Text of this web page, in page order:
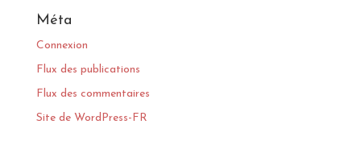
Méta
Connexion
Flux des publications
Flux des commentaires
Site de WordPress-FR